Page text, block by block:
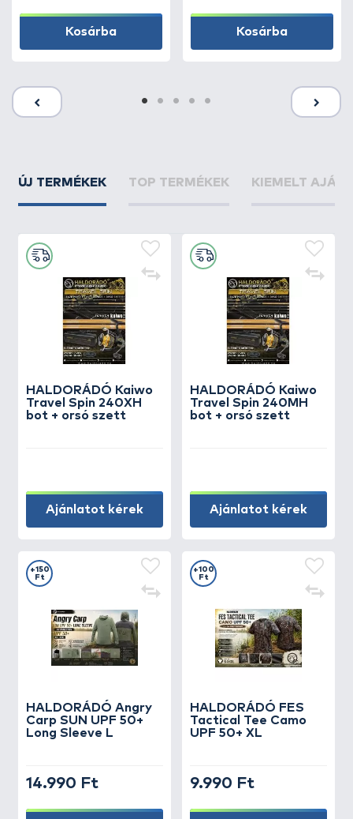
Kosárba Kosárba
ÚJ TERMÉKEK TOP TERMÉKEK KIEMELT
HALDORÁDÓ Kaiwo
Travel Spin 240XH
bot + orsó szett
Ajánlatot kérek
HALDORÁDÓ Kaiwo
Travel Spin 240MH
bot + orsó szett
Ajánlatot kérek
HALDORÁDÓ Angry
Carp SUN UPF 50+
Long Sleeve L
+150
Ft
14.990 Ft
HALDORÁDÓ FES
Tactical Tee Camo
UPF 50+ XL
+100
Ft
9.990 Ft